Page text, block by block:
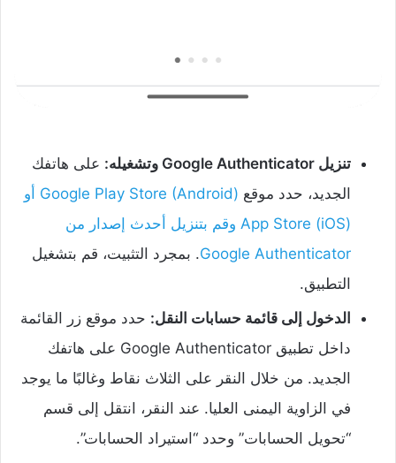
تنزيل Google Authenticator وتشغيله:
على هاتفك
الجديد، حدد موقع
Google Play Store (Android) أو
App Store (iOS) وقم بتنزيل أحدث إصدار من
Google Authenticator. بمجرد التثبيت، قم بتشغيل
التطبيق.
الدخول إلى قائمة حسابات النقل: حدد موقع زر القائمة
داخل تطبيق Google Authenticator على هاتفك
الجديد. من خلال النقر على الثلاث نقاط وغالبًا ما يوجد
في الزاوية اليمنى العليا. عند النقر، انتقل إلى قسم
“تحويل الحسابات” وحدد “استيراد الحسابات”.